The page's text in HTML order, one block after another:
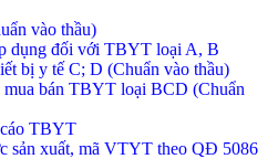
vào thầu)
dụng đối với TBYT loại A, B
bị y tế C; D (Chuẩn vào thầu)
mua bán TBYT loại BCD (Chuẩn
TBYT
sản xuất, mã VTYT theo QĐ 5086